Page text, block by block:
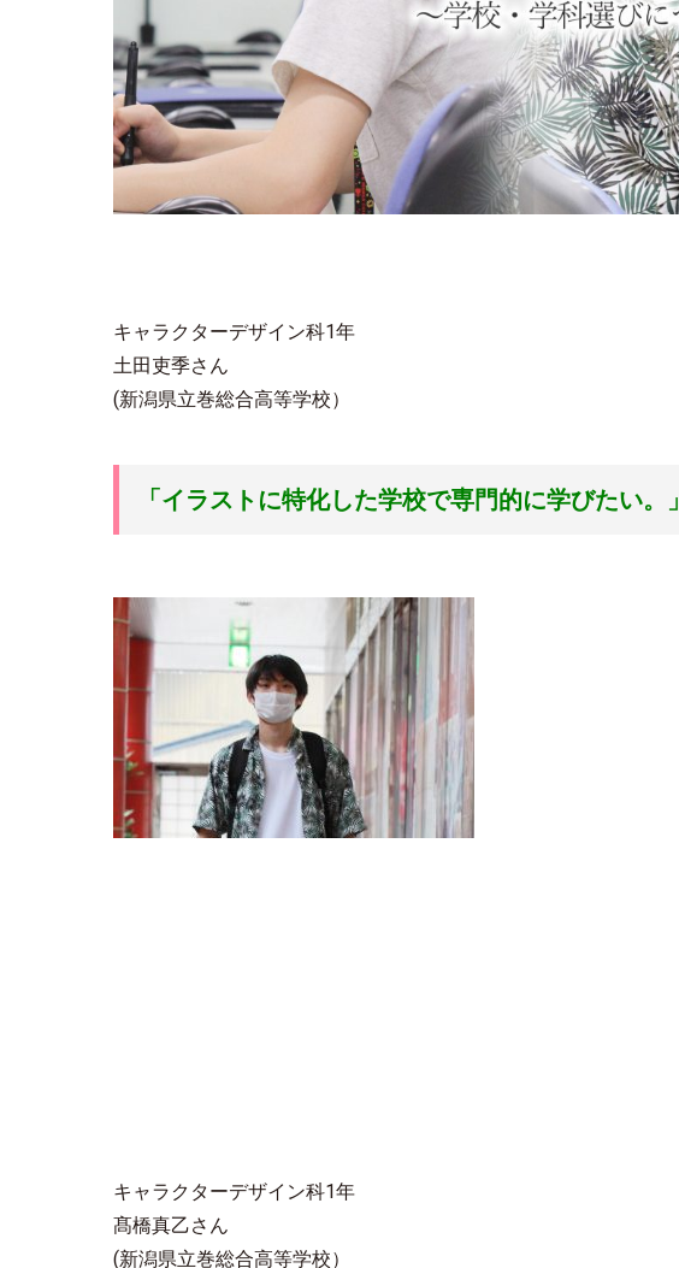
キャラクターデザイン科1年
土田吏季さん
(新潟県立巻総合高等学校）
「イラストに特化した学校で専門的に学びたい。」
キャラクターデザイン科1年
髙橋真乙さん
(新潟県立巻総合高等学校）